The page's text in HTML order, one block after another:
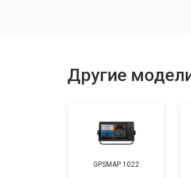
Другие
GPSMAP 1022